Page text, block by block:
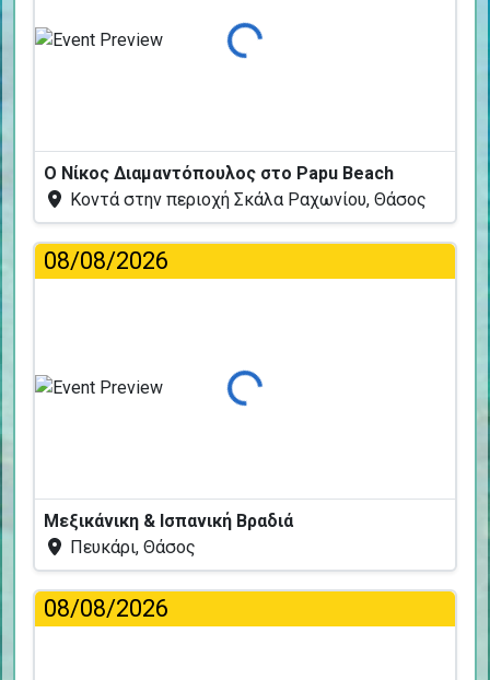
Φόρτωση...
Ο Νίκος Διαμαντόπουλος στο Papu Beach
Κοντά στην περιοχή Σκάλα Ραχωνίου, Θάσος
08/08/2026
Φόρτωση...
Μεξικάνικη & Ισπανική Βραδιά
Πευκάρι, Θάσος
08/08/2026